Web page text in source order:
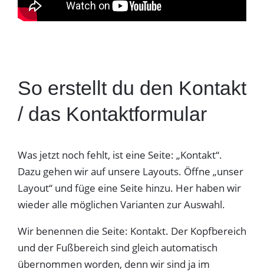
So erstellt du den Kontakt
/ das Kontaktformular
Was jetzt noch fehlt, ist eine Seite: „Kontakt“.
Dazu gehen wir auf unsere Layouts. Öffne „unser
Layout“ und füge eine Seite hinzu. Her haben wir
wieder alle möglichen Varianten zur Auswahl.
Wir benennen die Seite: Kontakt. Der Kopfbereich
und der Fußbereich sind gleich automatisch
übernommen worden, denn wir sind ja im